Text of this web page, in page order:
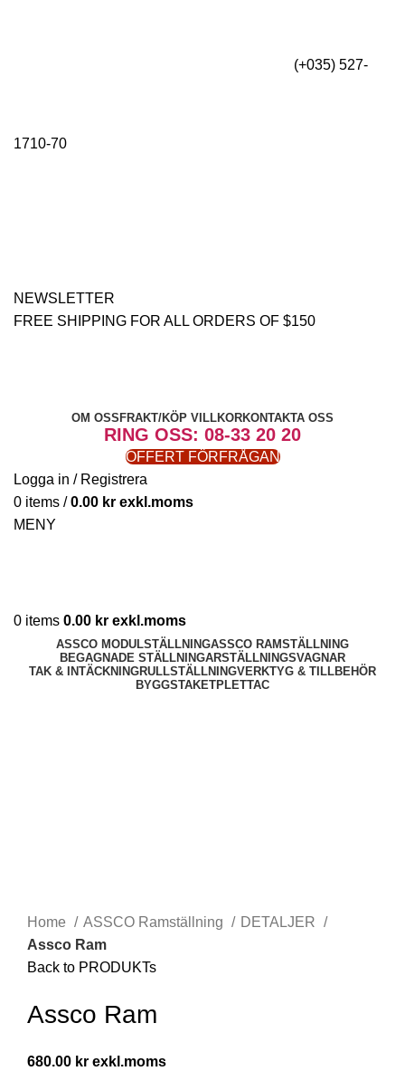
(+035) 527-
1710-70
NEWSLETTER
FREE SHIPPING FOR ALL ORDERS OF $150
OM OSS FRAKT/KÖP VILLKORKONTAKTA OSS
RING OSS: 08-33 20 20
OFFERT FÖRFRÅGAN
Logga in / Registrera
0 items / 0.00 kr
MENY
0 items 0.00 kr
ASSCO MODULSTÄLLNINGASSCO RAMSTÄLLNING
BEGAGNADE STÄLLNINGARSTÄLLNINGSVAGNAR
TAK & INTÄCKNINGRULLSTÄLLNINGVERKTYG & TILLBEHÖR
BYGGSTAKETPLETTAC
Home
ASSCO Ramställning
DETALJER
Assco Ram
Back to PRODUKTs
Assco Ram
680.00 kr